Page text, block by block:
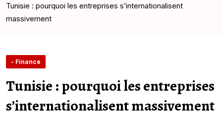
Tunisie : pourquoi les entreprises s’internationalisent
massivement
- Finance
Tunisie : pourquoi les entreprises
s’internationalisent massivement